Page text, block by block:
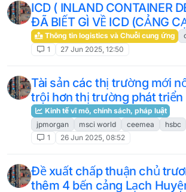
ICD ( INLAND CONTAINER
ĐÃ BIẾT GÌ VỀ ICD (CẢNG
Thông tin logistics và Chuỗi cung ứng
1
27 Jun 2025, 12:50
Tài sản các thị trường mới
trội hơn thị trường phát triển
Kinh tế vĩ mô, chính sách, pháp luật
jpmorgan
msci world ceemea
hsbc
1
26 Jun 2025, 08:52
Đề xuất chấp thuận chủ
thêm 4 bến cảng Lạch